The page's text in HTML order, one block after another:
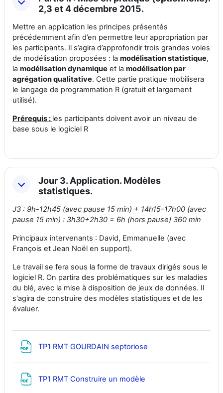
2,3 et 4 décembre 2015.
Mettre en application les principes présentés
précédemment afin d’en permettre leur appropriation par
les participants. Il s’agira d’approfondir trois grandes voies
de modélisation proposées : la modélisation statistique,
la modélisation dynamique et la modélisation par
agrégation qualitative. Cette partie pratique mobilisera
le langage de programmation R (gratuit et largement
utilisé).
Prérequis : les participants doivent avoir un niveau de
base sous le logiciel R
Jour 3. Application. Modèles
statistiques.
J3 : 9h-12h45 (avec pause 15 min) + 14h15-17h00 (avec
pause 15 min) : 3h30+2h30 = 6h (hors pause) 360 min
Principaux intervenants : David, Emmanuelle (avec
François et Jean Noël en support).
Le travail se fera sous la forme de travaux dirigés sous le
logiciel R. On partira des problématiques sur les maladies
du blé, avec la mise à disposition de jeux de données. Il
s'agira de construire des modèles statistiques et de les
évaluer.
TP1 RMT GOURDAIN septoriose
TP1 RMT Construire un modèle